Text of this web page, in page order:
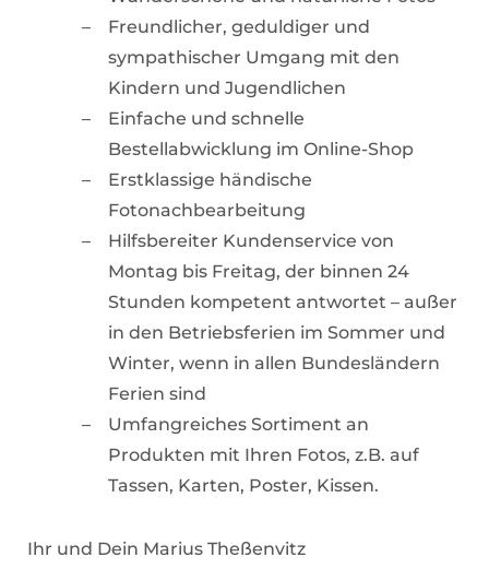
Freundlicher, geduldiger und
sympathischer Umgang mit den
Kindern und Jugendlichen
Einfache und schnelle
Bestellabwicklung im Online-Shop
Erstklassige händische
Fotonachbearbeitung
Hilfsbereiter Kundenservice von
Montag bis Freitag, der binnen 24
Stunden kompetent antwortet – außer
in den Betriebsferien im Sommer und
Winter, wenn in allen Bundesländern
Ferien sind
Umfangreiches Sortiment an
Produkten mit Ihren Fotos, z.B. auf
Tassen, Karten, Poster, Kissen.
Ihr und Dein Marius Theßenvitz